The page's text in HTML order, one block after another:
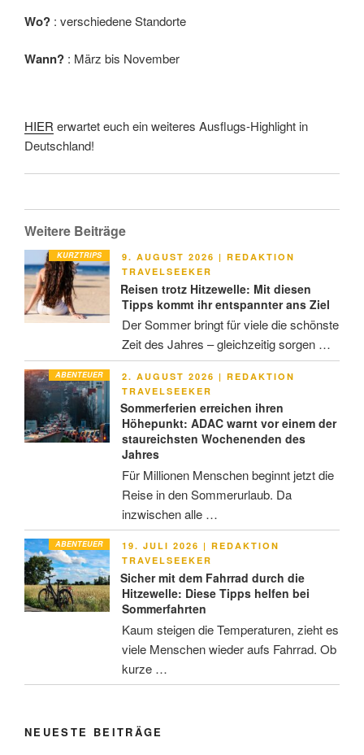
Wo? : verschiedene Standorte
Wann? : März bis November
HIER erwartet euch ein weiteres Ausflugs-Highlight in
Deutschland!
Weitere Beiträge
KURZTRIPS
VERÖFFENTLICHT
AM
9. AUGUST 2026 | REDAKTION
TRAVELSEEKER
Reisen trotz Hitzewelle: Mit diesen
Tipps kommt ihr entspannter ans Ziel
Der Sommer bringt für viele die schönste
Zeit des Jahres – gleichzeitig sorgen …
ABENTEUER
VERÖFFENTLICHT
AM
2. AUGUST 2026 | REDAKTION
TRAVELSEEKER
Sommerferien erreichen ihren
Höhepunkt: ADAC warnt vor einem der
staureichsten Wochenenden des
Jahres
Für Millionen Menschen beginnt jetzt die
Reise in den Sommerurlaub. Da
inzwischen alle …
ABENTEUER
VERÖFFENTLICHT
AM
19. JULI 2026 | REDAKTION
TRAVELSEEKER
Sicher mit dem Fahrrad durch die
Hitzewelle: Diese Tipps helfen bei
Sommerfahrten
Kaum steigen die Temperaturen, zieht es
viele Menschen wieder aufs Fahrrad. Ob
kurze …
NEUESTE BEITRÄGE